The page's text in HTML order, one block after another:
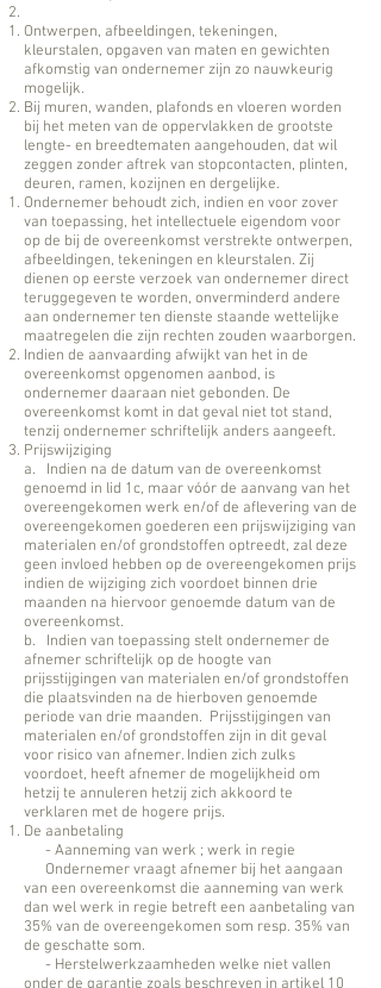
Ontwerpen, afbeeldingen, tekeningen,
kleurstalen, opgaven van maten en gewichten
afkomstig van ondernemer zijn zo nauwkeurig
mogelijk.
Bij muren, wanden, plafonds en vloeren worden
bij het meten van de oppervlakken de grootste
lengte- en breedtematen aangehouden, dat wil
zeggen zonder aftrek van stopcontacten, plinten,
deuren, ramen, kozijnen en dergelijke.
Ondernemer behoudt zich, indien en voor zover
van toepassing, het intellectuele eigendom voor
op de bij de overeenkomst verstrekte ontwerpen,
afbeeldingen, tekeningen en kleurstalen. Zij
dienen op eerste verzoek van ondernemer direct
teruggegeven te worden, onverminderd andere
aan ondernemer ten dienste staande wettelijke
maatregelen die zijn rechten zouden waarborgen.
Indien de aanvaarding afwijkt van het in de
overeenkomst opgenomen aanbod, is
ondernemer daaraan niet gebonden. De
overeenkomst komt in dat geval niet tot stand,
tenzij ondernemer schriftelijk anders aangeeft.
Prijswijziging
a. Indien na de datum van de overeenkomst
genoemd in lid 1c, maar vóór de aanvang van het
overeengekomen werk en/of de aflevering van de
overeengekomen goederen een prijswijziging van
materialen en/of grondstoffen optreedt, zal deze
geen invloed hebben op de overeengekomen prijs
indien de wijziging zich voordoet binnen drie
maanden na hiervoor genoemde datum van de
overeenkomst.
b. Indien van toepassing stelt ondernemer de
afnemer schriftelijk op de hoogte van
prijsstijgingen van materialen en/of grondstoffen
die plaatsvinden na de hierboven genoemde
periode van drie maanden. Prijsstijgingen van
materialen en/of grondstoffen zijn in dit geval
voor risico van afnemer. Indien zich zulks
voordoet, heeft afnemer de mogelijkheid om
hetzij te annuleren hetzij zich akkoord te
verklaren met de hogere prijs.
De aanbetaling
- Aanneming van werk ; werk in regie
Ondernemer vraagt afnemer bij het aangaan
van een overeenkomst die aanneming van werk
dan wel werk in regie betreft een aanbetaling van
35% van de overeengekomen som resp. 35% van
de geschatte som.
- Herstelwerkzaamheden welke niet vallen